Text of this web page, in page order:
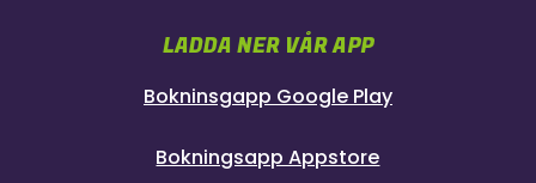
LADDA NER VÅR APP
Bokninsgapp Google Play
Bokningsapp Appstore